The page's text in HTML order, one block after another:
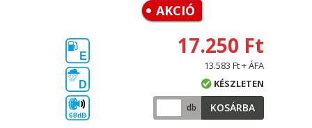
AKCIÓ
E
D
68dB
17.250 Ft
13.583 Ft + ÁFA
KÉSZLETEN
db KOSÁRBA